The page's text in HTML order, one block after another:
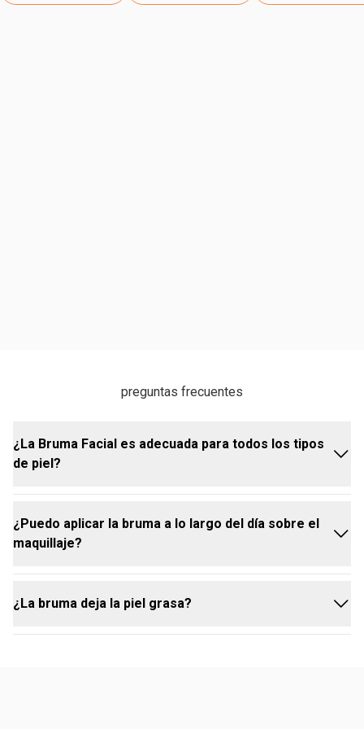
preguntas frecuentes
¿La Bruma Facial es adecuada para todos los tipos
de piel?
Sí, la Bruma Facial Hidratante Fijadora Una está
formulada para ser eficaz en todos los tipos de piel,
¿Puedo aplicar la bruma a lo largo del día sobre el
maquillaje?
Sí, la bruma puede aplicarse en cualquier momento
¿La bruma deja la piel grasa?